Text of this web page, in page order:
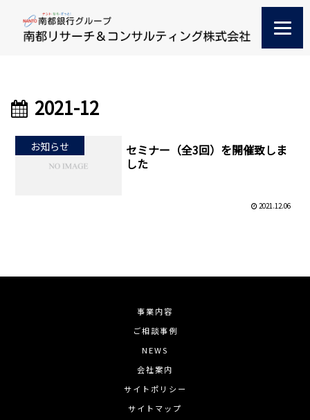
2021-12
お知らせ
セミナー（全3回）を開催致しま
した
2021.12.06
事業内容
ご相談事例
NEWS
会社案内
サイトポリシー
サイトマップ